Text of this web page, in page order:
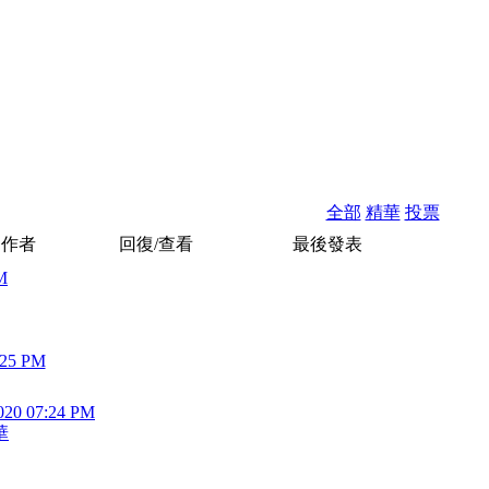
全部 精華 投票
作者
回復/查看 最後發表
PM
07:24 PM